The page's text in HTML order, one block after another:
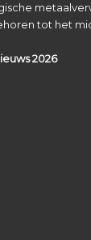
tot het
2026